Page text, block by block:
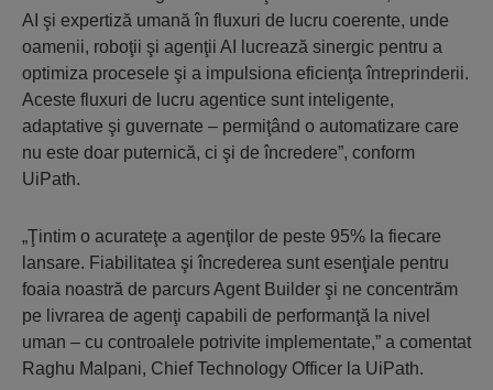
AI şi expertiză umană în fluxuri de lucru coerente, unde
oamenii, roboţii şi agenţii AI lucrează sinergic pentru a
optimiza procesele şi a impulsiona eficienţa întreprinderii.
Aceste fluxuri de lucru agentice sunt inteligente,
adaptative şi guvernate – permiţând o automatizare care
nu este doar puternică, ci şi de încredere”, conform
UiPath.
„Ţintim o acurateţe a agenţilor de peste 95% la fiecare
lansare. Fiabilitatea şi încrederea sunt esenţiale pentru
foaia noastră de parcurs Agent Builder şi ne concentrăm
pe livrarea de agenţi capabili de performanţă la nivel
uman – cu controalele potrivite implementate,” a comentat
Raghu Malpani, Chief Technology Officer la UiPath.